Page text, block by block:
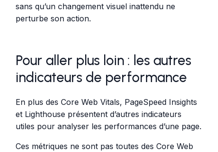
sans qu’un changement visuel inattendu ne
perturbe son action.
Pour aller plus loin : les autres
indicateurs de performance
En plus des Core Web Vitals, PageSpeed Insights
et Lighthouse présentent d’autres indicateurs
utiles pour analyser les performances d’une page.
Ces métriques ne sont pas toutes des Core Web